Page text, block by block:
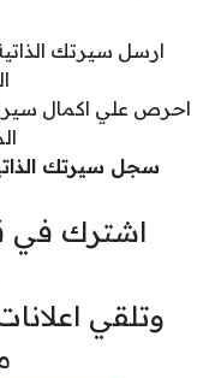
احرص علي اكمال
سجل سيرتك
اشترك في
وتلقي